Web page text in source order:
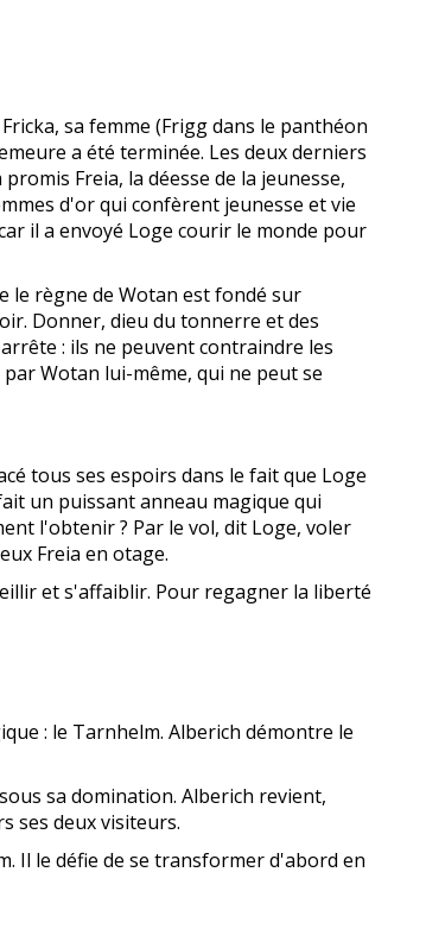
sa femme (Frigg dans le panthéon
a été terminée. Les deux derniers
Freia, la déesse de la jeunesse,
d'or qui confèrent jeunesse et vie
il a envoyé Loge courir le monde pour
le règne de Wotan est fondé sur
Donner, dieu du tonnerre et des
: ils ne peuvent contraindre les
Wotan lui-même, qui ne peut se
tous ses espoirs dans le fait que Loge
un puissant anneau magique qui
l'obtenir ? Par le vol, dit Loge, voler
Freia en otage.
et s'affaiblir. Pour regagner la liberté
: le Tarnhelm. Alberich démontre le
sa domination. Alberich revient,
ses deux visiteurs.
Il le défie de se transformer d'abord en